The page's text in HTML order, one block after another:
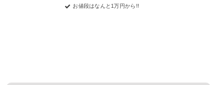
お値段はなんと1万円から!!